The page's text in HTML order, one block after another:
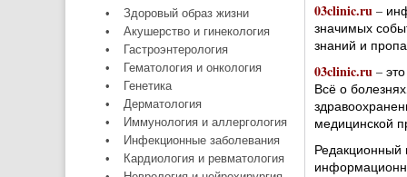
•
Здоровый образ жизни
•
Акушерство и гинекология
•
Гастроэнтерология
•
Гематология и онкология
•
Генетика
•
Дерматология
•
Иммунология и аллергология
•
Инфекционные заболевания
•
Кардиология и ревматология
03clinic.ru–
значимых
знаний и
03clinic.ru– это
Всё о
медицинской
Редакционный